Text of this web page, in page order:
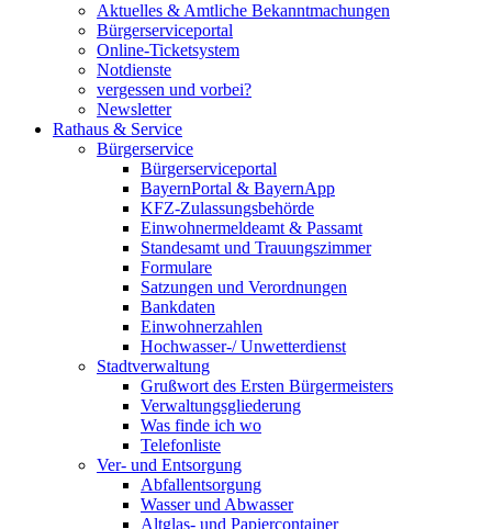
Aktuelles & Amtliche Bekanntmachungen
Bürgerserviceportal
Online-Ticketsystem
Notdienste
vergessen und vorbei?
Newsletter
Rathaus & Service
Bürgerservice
Bürgerserviceportal
BayernPortal & BayernApp
KFZ-Zulassungsbehörde
Einwohnermeldeamt & Passamt
Standesamt und Trauungszimmer
Formulare
Satzungen und Verordnungen
Bankdaten
Einwohnerzahlen
Hochwasser-/ Unwetterdienst
Stadtverwaltung
Grußwort des Ersten Bürgermeisters
Verwaltungsgliederung
Was finde ich wo
Telefonliste
Ver- und Entsorgung
Abfallentsorgung
Wasser und Abwasser
Altglas- und Papiercontainer